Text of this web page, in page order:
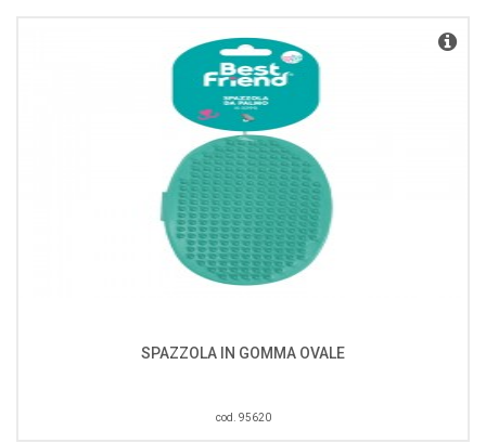
SPAZZOLA IN GOMMA OVALE
cod. 95620